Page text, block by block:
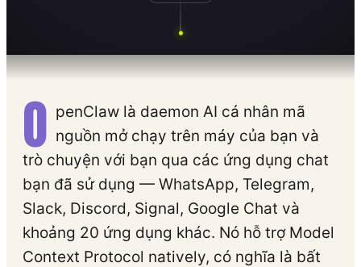
O penClaw là daemon AI cá nhân mã
nguồn mở chạy trên máy của bạn và
trò chuyện với bạn qua các ứng dụng chat
bạn đã sử dụng — WhatsApp, Telegram,
Slack, Discord, Signal, Google Chat và
khoảng 20 ứng dụng khác. Nó hỗ trợ Model
Context Protocol natively, có nghĩa là bất